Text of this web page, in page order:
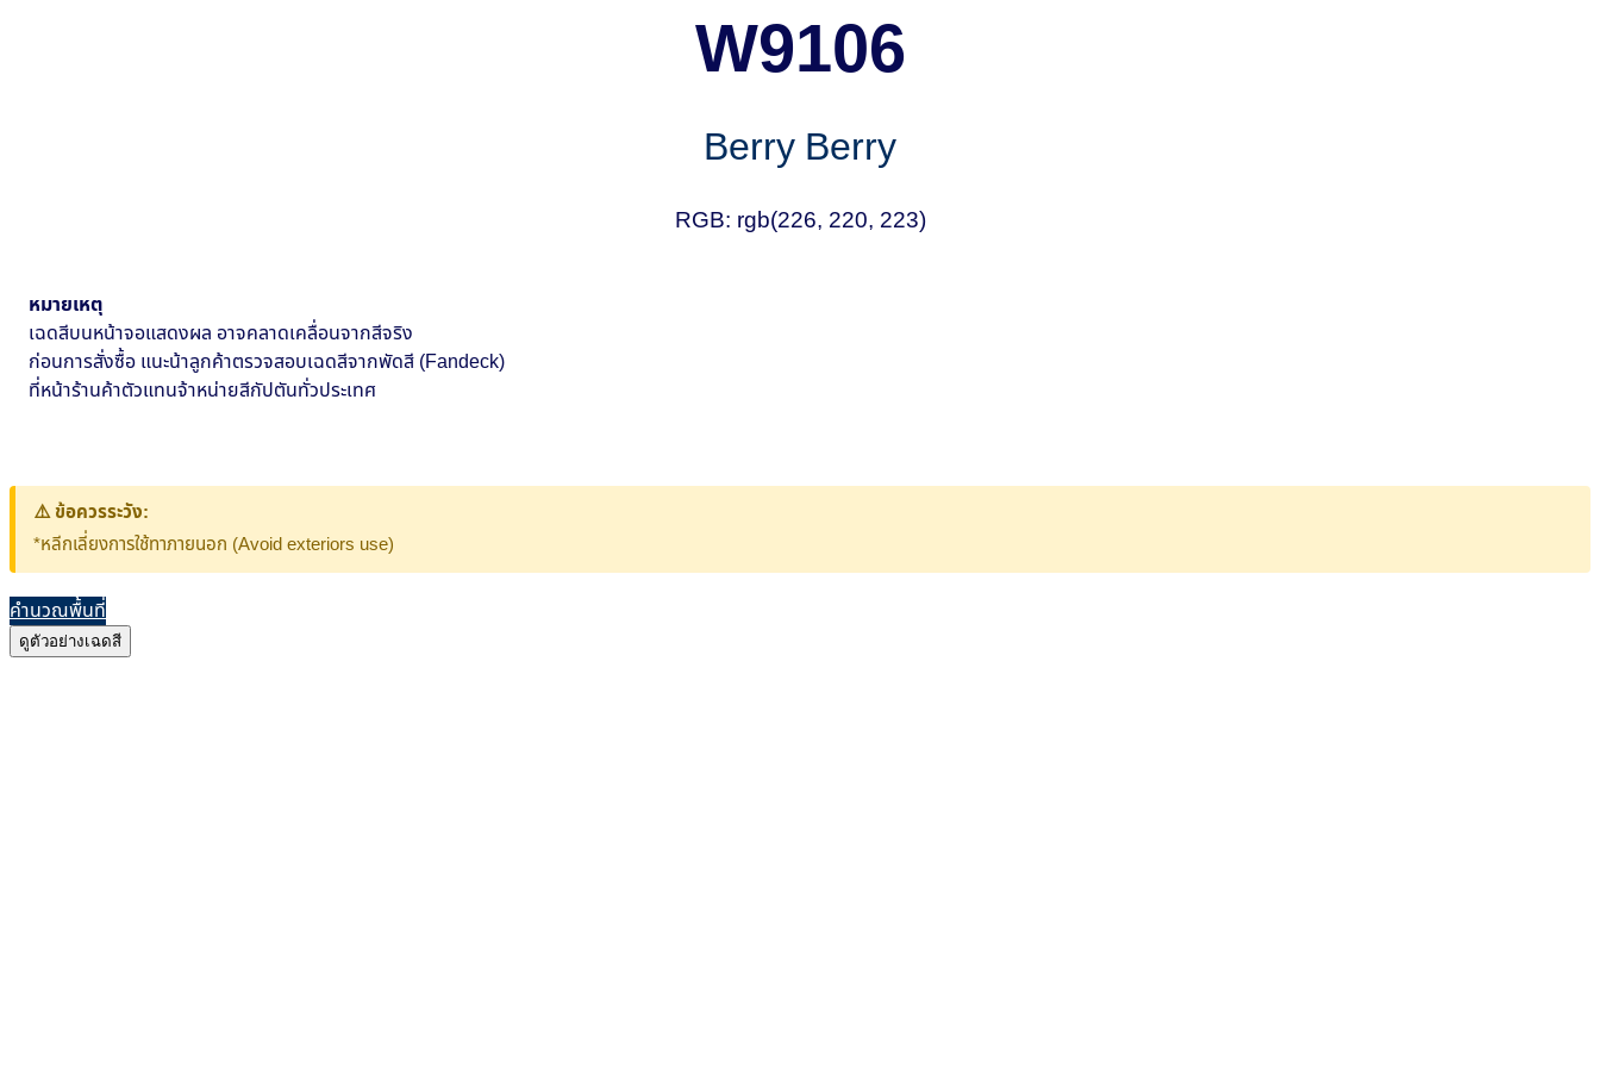
W9106
Berry Berry
RGB: rgb(226, 220, 223)
หมายเหตุ
เฉดสีบนหน้าจอแสดงผล อาจคลาดเคลื่อนจากสีจริง
ก่อนการสั่งซื้อ แนะน้าลูกค้าตรวจสอบเฉดสีจากพัดสี (Fandeck)
ที่หน้าร้านค้าตัวแทนจ้าหน่ายสีกัปตันทั่วประเทศ
⚠️ ข้อควรระวัง:
*หลีกเลี่ยงการใช้ทาภายนอก (Avoid exteriors use)
คำนวณพื้นที่
ดูตัวอย่างเฉดสี